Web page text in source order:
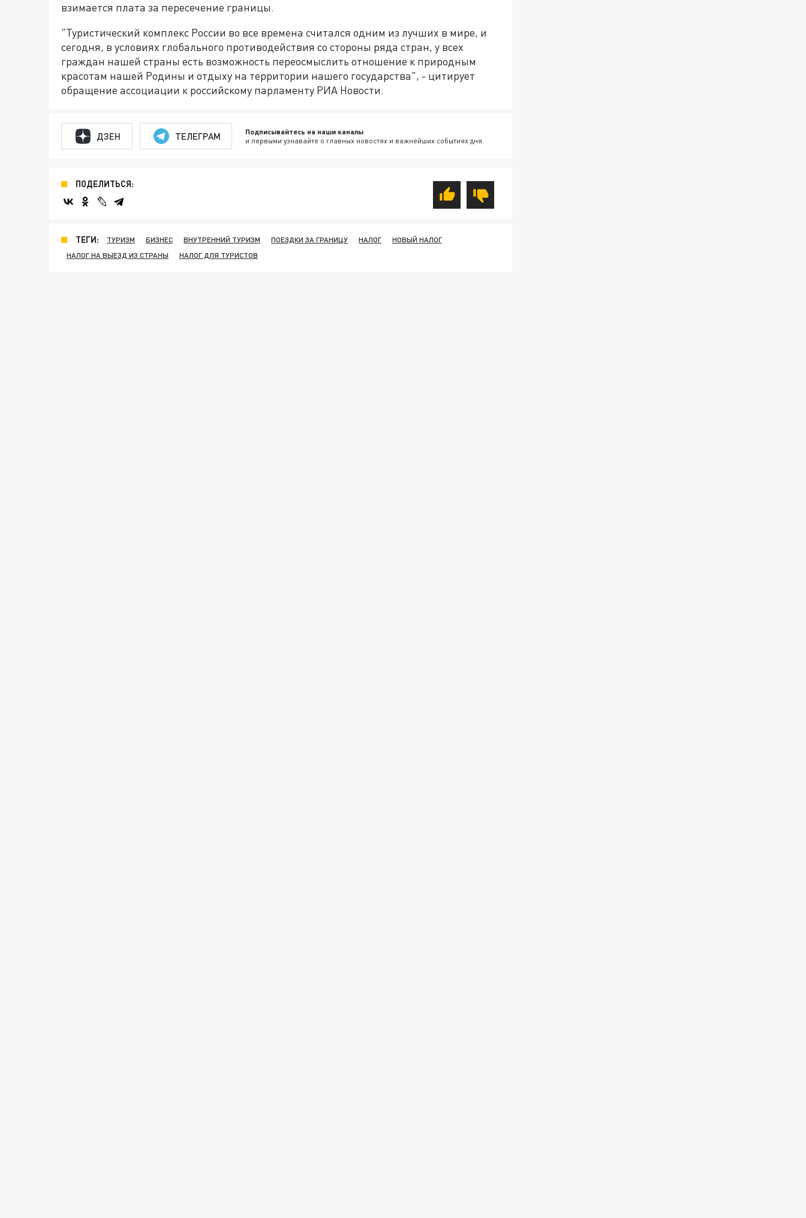
взимается плата за пересечение границы.
"Туристический комплекс России во все времена считался одним из лучших в мире, и
сегодня, в условиях глобального противодействия со стороны ряда стран, у всех
граждан нашей страны есть возможность переосмыслить отношение к природным
красотам нашей Родины и отдыху на территории нашего государства", - цитирует
обращение ассоциации к российскому парламенту РИА Новости.
ДЗЕН ТЕЛЕГРАМ Подписывайтесь на наши каналы
и первыми узнавайте о главных новостях и важнейших событиях дня.
ПОДЕЛИТЬСЯ:
ТЕГИ: ТУРИЗМ БИЗНЕС ВНУТРЕННИЙ ТУРИЗМ ПОЕЗДКИ ЗА ГРАНИЦУ НАЛОГ
НОВЫЙ НАЛОГ
НАЛОГ НА ВЫЕЗД ИЗ СТРАНЫ
НАЛОГ ДЛЯ ТУРИСТОВ